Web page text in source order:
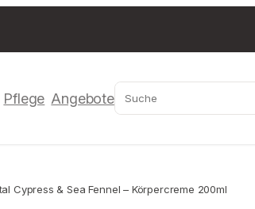
Pflege Angebote Suchen
Cypress & Sea Fennel – Körpercreme 200ml